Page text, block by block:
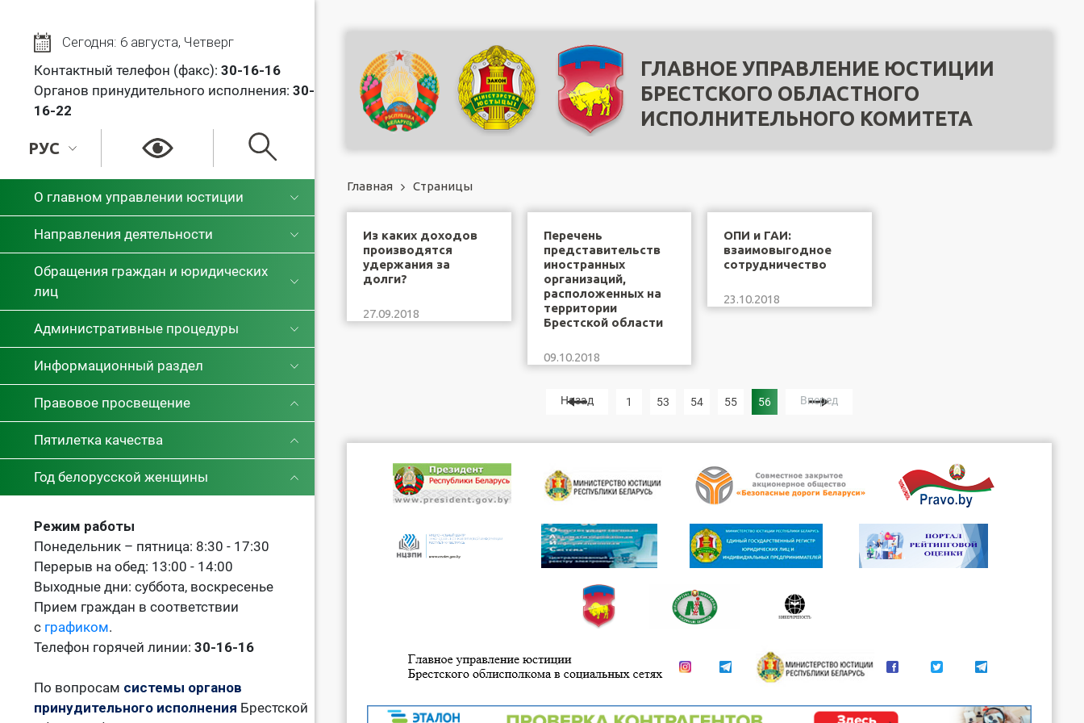
Сегодня: 6 августа, Четверг
Контактный телефон (факс): 30-16-16
Органов принудительного исполнения: 30-
16-22
РУС
О главном управлении юстиции
Направления деятельности
Обращения граждан и юридических
лиц
Административные процедуры
Информационный раздел
Правовое просвещение
Пятилетка качества
Год белорусской женщины
Режим работы
Понедельник – пятница: 8:30 - 17:30
Перерыв на обед: 13:00 - 14:00
Выходные дни: суббота, воскресенье
Прием граждан в соответствии
с графиком.
Телефон горячей линии: 30-16-16
По вопросам системы органов
принудительного исполнения Брестской
ГЛАВНОЕ УПРАВЛЕНИЕ ЮСТИЦИИ
БРЕСТСКОГО ОБЛАСТНОГО
ИСПОЛНИТЕЛЬНОГО КОМИТЕТА
Главная Страницы
Из каких доходов
производятся
удержания за
долги?
27.09.2018
Перечень
представительств
иностранных
организаций,
расположенных на
территории
Брестской области
09.10.2018
ОПИ и ГАИ:
взаимовыгодное
сотрудничество
23.10.2018
Назад 1 53 54 55 56 Вперед